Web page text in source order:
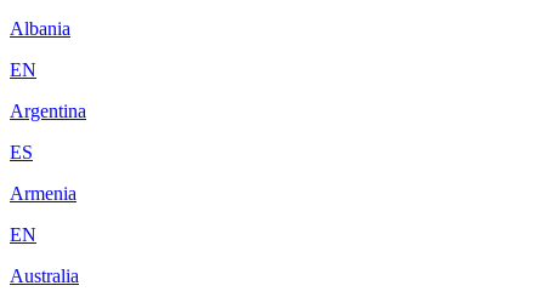
Albania
EN
Argentina
ES
Armenia
EN
Australia